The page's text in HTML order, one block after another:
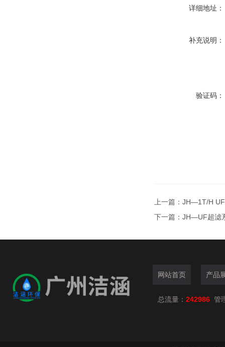
详细地址：
补充说明：
验证码：
上一篇： JH—1T/H UF
下一篇： JH—UF超滤
网站首页 产品
总流量： 242986 管